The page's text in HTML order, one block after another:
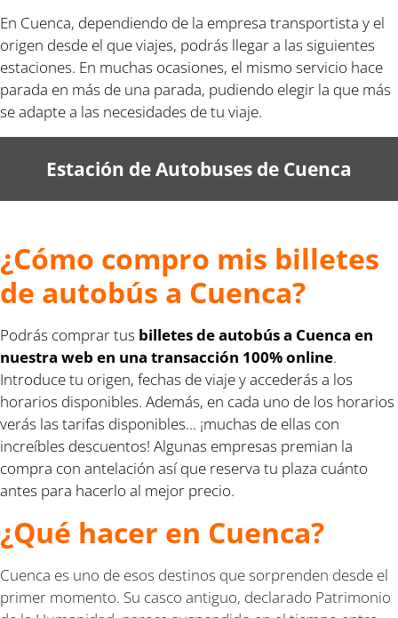
En Cuenca, dependiendo de la empresa transportista y el
origen desde el que viajes, podrás llegar a las siguientes
estaciones. En muchas ocasiones, el mismo servicio hace
parada en más de una parada, pudiendo elegir la que más
se adapte a las necesidades de tu viaje.
Estación de Autobuses de Cuenca
¿Cómo compro mis billetes
de autobús a Cuenca?
Podrás comprar tus billetes de autobús a Cuenca en
nuestra web en una transacción 100% online.
Introduce tu origen, fechas de viaje y accederás a los
horarios disponibles. Además, en cada uno de los horarios
verás las tarifas disponibles... ¡muchas de ellas con
increíbles descuentos! Algunas empresas premian la
compra con antelación así que reserva tu plaza cuánto
antes para hacerlo al mejor precio.
¿Qué hacer en Cuenca?
Cuenca es uno de esos destinos que sorprenden desde el
primer momento. Su casco antiguo, declarado Patrimonio